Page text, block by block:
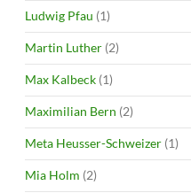
Ludwig Pfau (1)
Martin Luther (2)
Max Kalbeck (1)
Maximilian Bern (2)
Meta Heusser-Schweizer (1)
Mia Holm (2)